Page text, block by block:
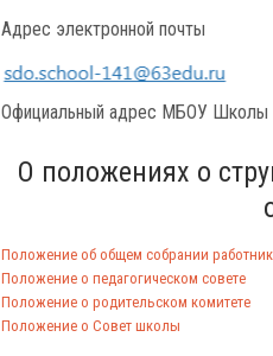
Адрес электронной почты
Официальный адрес МБОУ Школы
О положениях о
Положение об общем собрании
Положение о педагогическом совете
Положение о родительском комитете
Положение о Совет школы